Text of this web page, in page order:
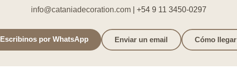
info@cataniadecoration.com| +54 9 11 3450-0297
Escribinos por WhatsApp Enviar un email Cómo llegar